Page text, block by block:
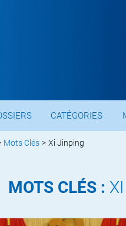
CATÉGORIES
Mots Clés > Xi Jinping
MOTS CLÉS :